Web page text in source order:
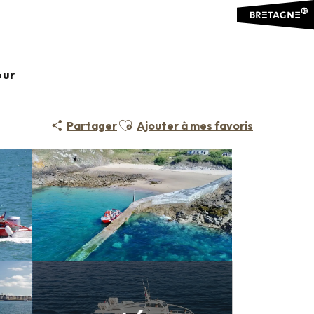
PartagerAjouter aux favoris
Ajouter à mes favoris